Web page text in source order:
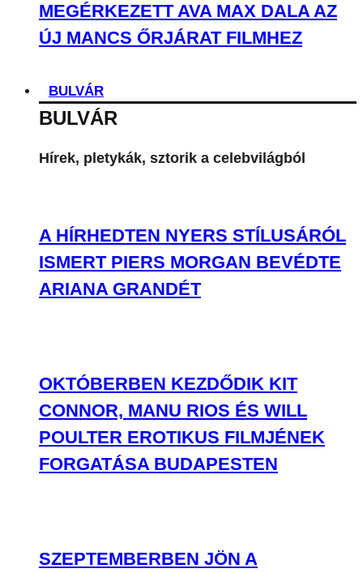
MEGÉRKEZETT AVA MAX DALA AZ
ÚJ MANCS ŐRJÁRAT FILMHEZ
BULVÁR
BULVÁR
Hírek, pletykák, sztorik a celebvilágból
A HÍRHEDTEN NYERS STÍLUSÁRÓL
ISMERT PIERS MORGAN BEVÉDTE
ARIANA GRANDÉT
OKTÓBERBEN KEZDŐDIK KIT
CONNOR, MANU RIOS ÉS WILL
POULTER EROTIKUS FILMJÉNEK
FORGATÁSA BUDAPESTEN
SZEPTEMBERBEN JÖN A